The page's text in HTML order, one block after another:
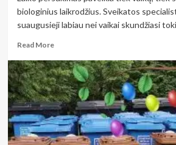
biologinius laikrodžius. Sveikatos
suaugusieji labiau nei vaikai skundžiasi
Read MoreRead
about
<strong>Neigiamą
laiko
persukimo
poveikį
patiria
ir